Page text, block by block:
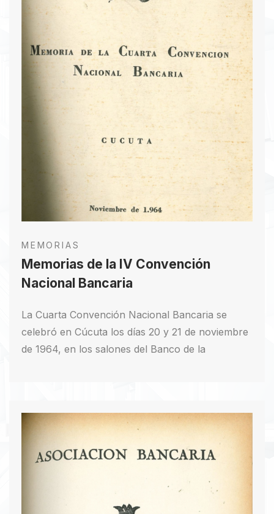
posteriormente. En la segunda sesión se abordó
la seguridad bancaria, con estudios presentados
por el Comité de Cúcuta y el Banco Ganadero de
Barranquilla. La jornada concluyó con una cena
en el Hotel Tequendama, donde se pronunciaron
discursos sobre los temas tratados. La tercera
sesión plenaria consideró ponencias sobre
legislación bancaria, automatización de
operaciones y crédito para la exportación. Se
aprobó por unanimidad la propuesta de
Cartagena como sede de la próxima convención.
La convención finalizó con un coctel en el Banco
de la República.
Descargar PDF
MEMORIAS
Memorias de la IV Convención
Nacional Bancaria
La Cuarta Convención Nacional Bancaria se
celebró en Cúcuta los días 20 y 21 de noviembre
de 1964, en los salones del Banco de la
delegados de los comités de la Asociación
Bancaria. La convención fue inaugurada por el
doctor Jorge Restrepo Hoyos, presidente de la
gobernador de Norte de Santander, Alfonso Lara
Hernández, quien destacó la Asociación